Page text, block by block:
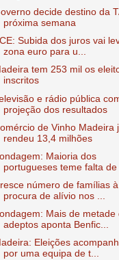
decide destino da
próxima semana
Subida dos juros vai
zona euro para u...
tem 253 mil os
inscritos
e rádio pública
projeção dos resultados
de Vinho Madeira
rendeu 13,4 milhões
Maioria dos
portugueses teme falta de
número de famílias à
procura de alívio nos ...
Mais de metade
adeptos aponta Benfic...
Eleições
por uma equipa de t...